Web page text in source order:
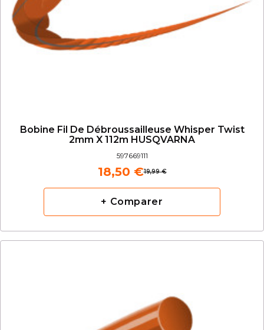
Bobine Fil De Débroussailleuse Whisper Twist
2mm X 112m HUSQVARNA
597669111
19,99 €
18,50 €
+ Comparer